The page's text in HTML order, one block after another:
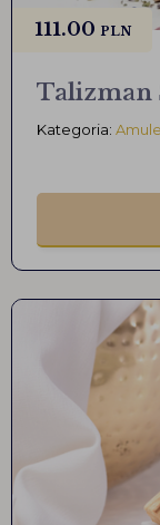
Talizman
Kategoria:
111.00 PLN